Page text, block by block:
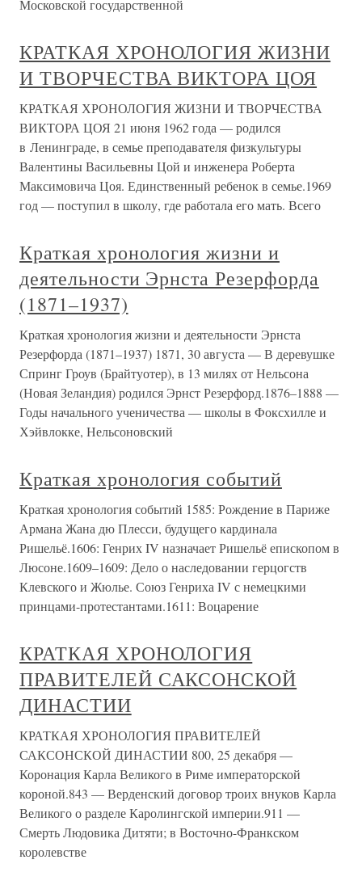
Московской государственной
КРАТКАЯ ХРОНОЛОГИЯ ЖИЗНИ
И ТВОРЧЕСТВА ВИКТОРА ЦОЯ
КРАТКАЯ ХРОНОЛОГИЯ ЖИЗНИ И ТВОРЧЕСТВА
ВИКТОРА ЦОЯ 21 июня 1962 года — родился
в Ленинграде, в семье преподавателя физкультуры
Валентины Васильевны Цой и инженера Роберта
Максимовича Цоя. Единственный ребенок в семье.1969
год — поступил в школу, где работала его мать. Всего
Краткая хронология жизни и
деятельности Эрнста Резерфорда
(1871–1937)
Краткая хронология жизни и деятельности Эрнста
Резерфорда (1871–1937) 1871, 30 августа — В деревушке
Спринг Гроув (Брайтуотер), в 13 милях от Нельсона
(Новая Зеландия) родился Эрнст Резерфорд.1876–1888 —
Годы начального ученичества — школы в Фоксхилле и
Хэйвлокке, Нельсоновский
Краткая хронология событий
Краткая хронология событий 1585: Рождение в Париже
Армана Жана дю Плесси, будущего кардинала
Ришельё.1606: Генрих IV назначает Ришельё епископом в
Люсоне.1609–1609: Дело о наследовании герцогств
Клевского и Жюлье. Союз Генриха IV с немецкими
принцами-протестантами.1611: Воцарение
КРАТКАЯ ХРОНОЛОГИЯ
ПРАВИТЕЛЕЙ САКСОНСКОЙ
ДИНАСТИИ
КРАТКАЯ ХРОНОЛОГИЯ ПРАВИТЕЛЕЙ
САКСОНСКОЙ ДИНАСТИИ 800, 25 декабря —
Коронация Карла Великого в Риме императорской
короной.843 — Верденский договор троих внуков Карла
Великого о разделе Каролингской империи.911 —
Смерть Людовика Дитяти; в Восточно-Франкском
королевстве